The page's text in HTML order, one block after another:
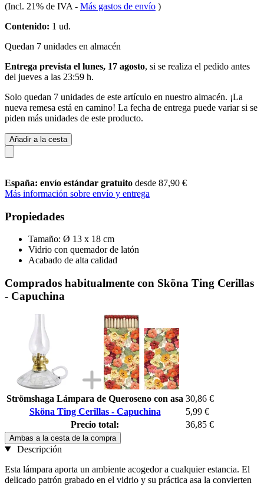
(Incl. 21% de IVA - Más gastos de envío )
Contenido: 1 ud.
Quedan 7 unidades en almacén
Entrega prevista el lunes, 17 agosto, si se realiza el pedido antes
del jueves a las 23:59 h.
Solo quedan 7 unidades de este artículo en nuestro almacén. ¡La
nueva remesa está en camino! La fecha de entrega puede variar si se
piden más unidades de este producto.
Añadir a la cesta
España: envío estándar gratuito desde 87,90 €
Más información sobre envío y entrega
Propiedades
Tamaño: Ø 13 x 18 cm
Vidrio con quemador de latón
Acabado de alta calidad
Comprados habitualmente con Sköna Ting Cerillas
- Capuchina
Strömshaga Lámpara de Queroseno con asa 30,86 €
Sköna Ting Cerillas - Capuchina
5,99 €
Precio total:
36,85 €
Ambas a la cesta de la compra
Descripción
Esta lámpara aporta un ambiente acogedor a cualquier estancia. El
delicado patrón grabado en el vidrio y su práctica asa la convierten